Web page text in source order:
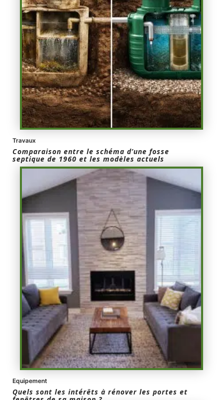
Travaux
Comparaison entre le schéma d’une fosse
septique de 1960 et les modèles actuels
Equipement
Quels sont les intérêts à rénover les portes et